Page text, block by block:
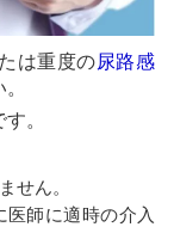
は重度の尿路感
。
せん。
師に適時の介入